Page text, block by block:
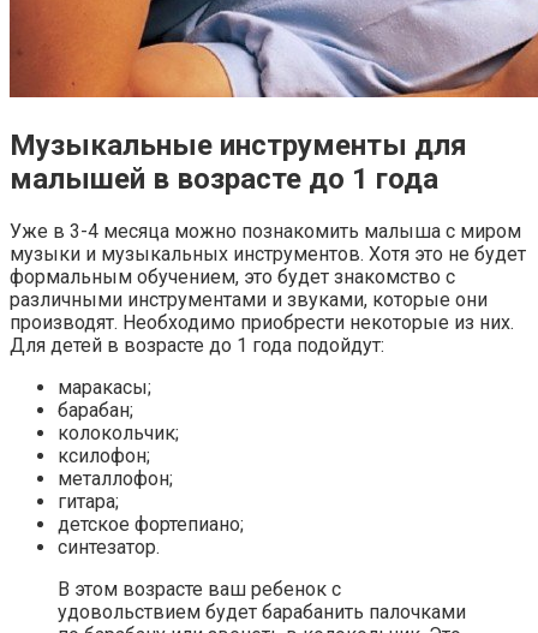
Музыкальные инструменты для
малышей в возрасте до 1 года
Уже в 3-4 месяца можно познакомить малыша с миром
музыки и музыкальных инструментов. Хотя это не будет
формальным обучением, это будет знакомство с
различными инструментами и звуками, которые они
производят. Необходимо приобрести некоторые из них.
Для детей в возрасте до 1 года подойдут:
маракасы;
барабан;
колокольчик;
ксилофон;
металлофон;
гитара;
детское фортепиано;
синтезатор.
В этом возрасте ваш ребенок с
удовольствием будет барабанить палочками